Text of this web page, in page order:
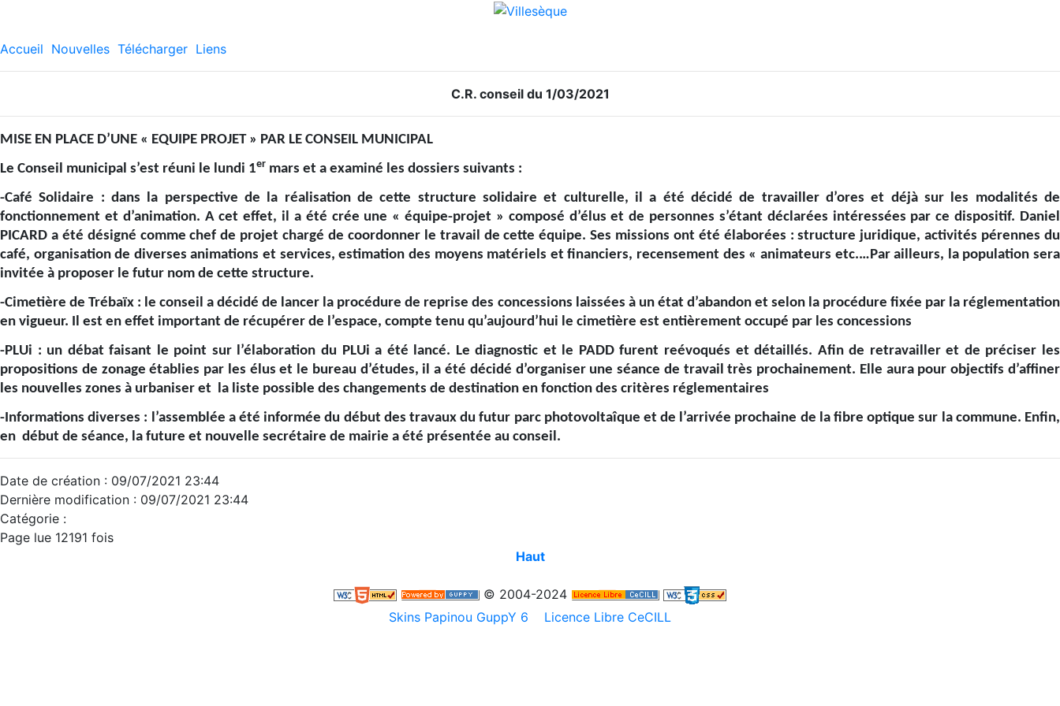
Accueil Nouvelles Télécharger Liens
C.R. conseil du 1/03/2021
MISE EN PLACE D’UNE « EQUIPE PROJET » PAR LE CONSEIL MUNICIPAL
Le Conseil municipal s’est réuni le lundi 1er mars et a examiné les dossiers suivants :
-Café Solidaire : dans la perspective de la réalisation de cette structure solidaire et culturelle, il a été décidé de travailler d’ores et déjà sur les modalités de
fonctionnement et d’animation. A cet effet, il a été crée une « équipe-projet » composé d’élus et de personnes s’étant déclarées intéressées par ce dispositif. Daniel
PICARD a été désigné comme chef de projet chargé de coordonner le travail de cette équipe. Ses missions ont été élaborées : structure juridique, activités pérennes du
café, organisation de diverses animations et services, estimation des moyens matériels et financiers, recensement des « animateurs etc.…Par ailleurs, la population sera
invitée à proposer le futur nom de cette structure.
-Cimetière de Trébaïx : le conseil a décidé de lancer la procédure de reprise des concessions laissées à un état d’abandon et selon la procédure fixée par la réglementation
en vigueur. Il est en effet important de récupérer de l’espace, compte tenu qu’aujourd’hui le cimetière est entièrement occupé par les concessions
-PLUi : un débat faisant le point sur l’élaboration du PLUi a été lancé. Le diagnostic et le PADD furent reévoqués et détaillés. Afin de retravailler et de préciser les
propositions de zonage établies par les élus et le bureau d’études, il a été décidé d’organiser une séance de travail très prochainement. Elle aura pour objectifs d’affiner
les nouvelles zones à urbaniser et la liste possible des changements de destination en fonction des critères réglementaires
-Informations diverses : l’assemblée a été informée du début des travaux du futur parc photovoltaîque et de l’arrivée prochaine de la fibre optique sur la commune. Enfin,
en début de séance, la future et nouvelle secrétaire de mairie a été présentée au conseil.
Date de création : 09/07/2021 23:44
Dernière modification : 09/07/2021 23:44
Catégorie :
Page lue 12191 fois
Haut
© 2004-2024
Skins Papinou GuppY 6
Licence Libre CeCILL